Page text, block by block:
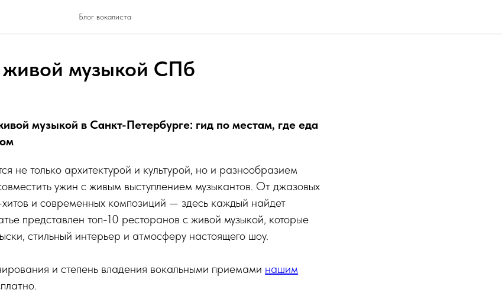
Блог вокалиста
живой музыкой СПб
музыкой в Санкт-Петербурге: гид по местам, где еда
не только архитектурой и культурой, но и разнообразием
ужин с живым выступлением музыкантов. От джазовых
и современных композиций — здесь каждый найдет
представлен топ-10 ресторанов с живой музыкой, которые
стильный интерьер и атмосферу настоящего шоу.
и степень владения вокальными приемами нашим